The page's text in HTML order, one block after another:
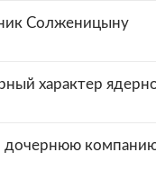
Солженицыну
характер
дочернюю